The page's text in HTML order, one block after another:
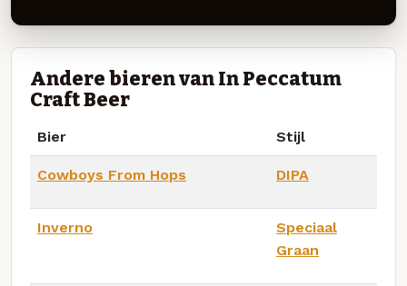
Andere bieren van In Peccatum
Craft Beer
Bier Stijl
Cowboys From Hops DIPA
Inverno
Speciaal
Graan